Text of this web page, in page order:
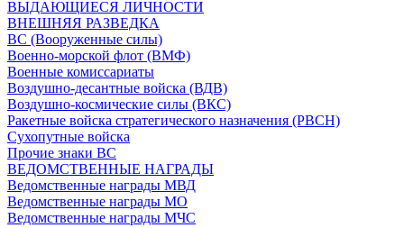
ВЫДАЮЩИЕСЯ ЛИЧНОСТИ
ВНЕШНЯЯ РАЗВЕДКА
ВС (Вооруженные силы)
Военно-морской флот (ВМФ)
Военные комиссариаты
Воздушно-десантные войска (ВДВ)
Воздушно-космические силы (ВКС)
Ракетные войска стратегического назначения (РВСН)
Сухопутные войска
Прочие знаки ВС
ВЕДОМСТВЕННЫЕ НАГРАДЫ
Ведомственные награды МВД
Ведомственные награды МО
Ведомственные награды МЧС